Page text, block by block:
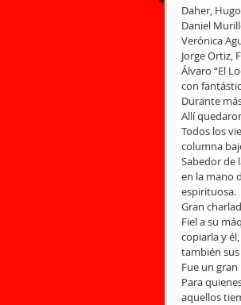
Daher,
Daniel
Verónica
Jorge Ortiz,
Álvaro “El
con
Durante
Allí
Todos los
columna
Sabedor de
en la mano
espirituosa.
Gran
Fiel a su
copiarla y
también
Fue un
Para
aquellos